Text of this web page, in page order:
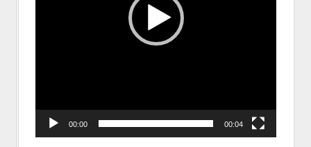
00:00 00:04